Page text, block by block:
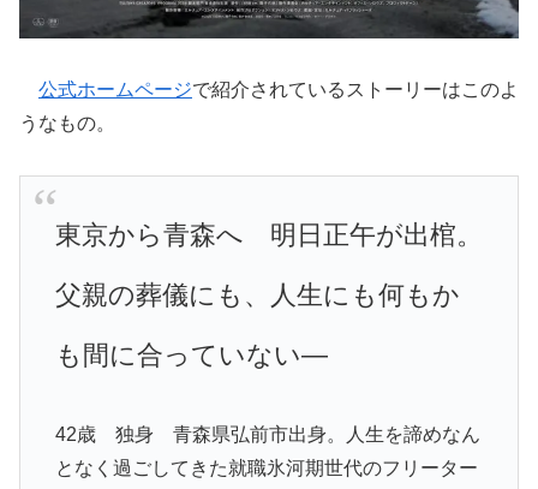
公式ホームページで紹介されているストーリーはこのよ
うなもの。
東京から青森へ 明日正午が出棺。
父親の葬儀にも、人生にも何もか
も間に合っていない―
42歳 独身 青森県弘前市出身。人生を諦めなん
となく過ごしてきた就職氷河期世代のフリーター